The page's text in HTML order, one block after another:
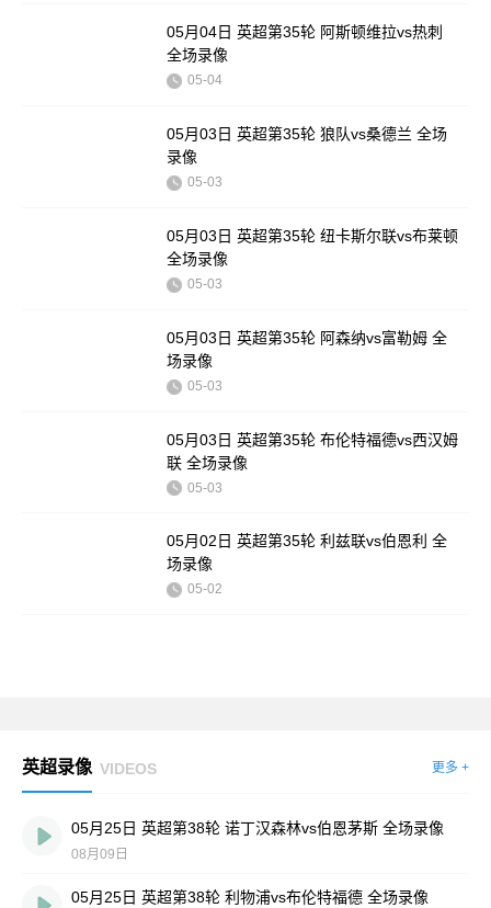
05月04日 英超第35轮 阿斯顿维拉vs热刺
全场录像
05-04
05月03日 英超第35轮 狼队vs桑德兰 全场
录像
05-03
05月03日 英超第35轮 纽卡斯尔联vs布莱顿
全场录像
05-03
05月03日 英超第35轮 阿森纳vs富勒姆 全
场录像
05-03
05月03日 英超第35轮 布伦特福德vs西汉姆
联 全场录像
05-03
05月02日 英超第35轮 利兹联vs伯恩利 全
场录像
05-02
英超录像 VIDEOS 更多 +
05月25日 英超第38轮 诺丁汉森林vs伯恩茅斯 全场录像
08月09日
05月25日 英超第38轮 利物浦vs布伦特福德 全场录像